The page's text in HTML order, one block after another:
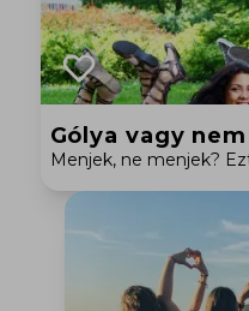
Gólya vagy
Menjek, ne menjek?